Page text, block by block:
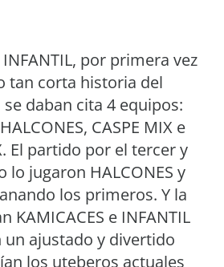
por primera vez
tan corta historia del
se daban cita 4 equipos:
CASPE MIX e
El partido por el tercer y
lo jugaron HALCONES y
los primeros. Y la
KAMICACES e INFANTIL
un ajustado y divertido
los uteberos actuales